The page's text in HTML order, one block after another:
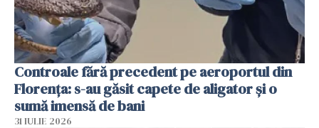
Controale fără precedent pe aeroportul din
Florența: s-au găsit capete de aligator și o
sumă imensă de bani
31 IULIE 2026